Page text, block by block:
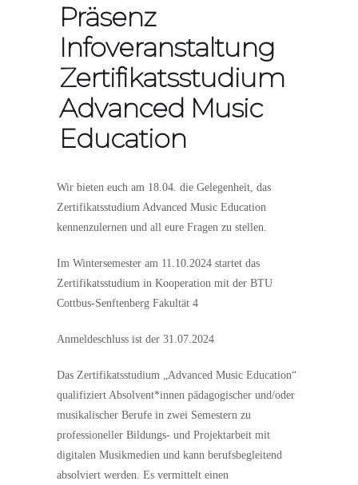
Präsenz
Infoveranstaltung
Zertifikatsstudium
Advanced Music
Education
Wir bieten euch am 18.04. die Gelegenheit, das
Zertifikatsstudium Advanced Music Education
kennenzulernen und all eure Fragen zu stellen.
Im Wintersemester am 11.10.2024 startet das
Zertifikatsstudium in Kooperation mit der BTU
Cottbus-Senftenberg Fakultät 4
Anmeldeschluss ist der 31.07.2024
Das Zertifikatsstudium „Advanced Music Education“
qualifiziert Absolvent*innen pädagogischer und/oder
musikalischer Berufe in zwei Semestern zu
professioneller Bildungs- und Projektarbeit mit
digitalen Musikmedien und kann berufsbegleitend
absolviert werden. Es vermittelt einen